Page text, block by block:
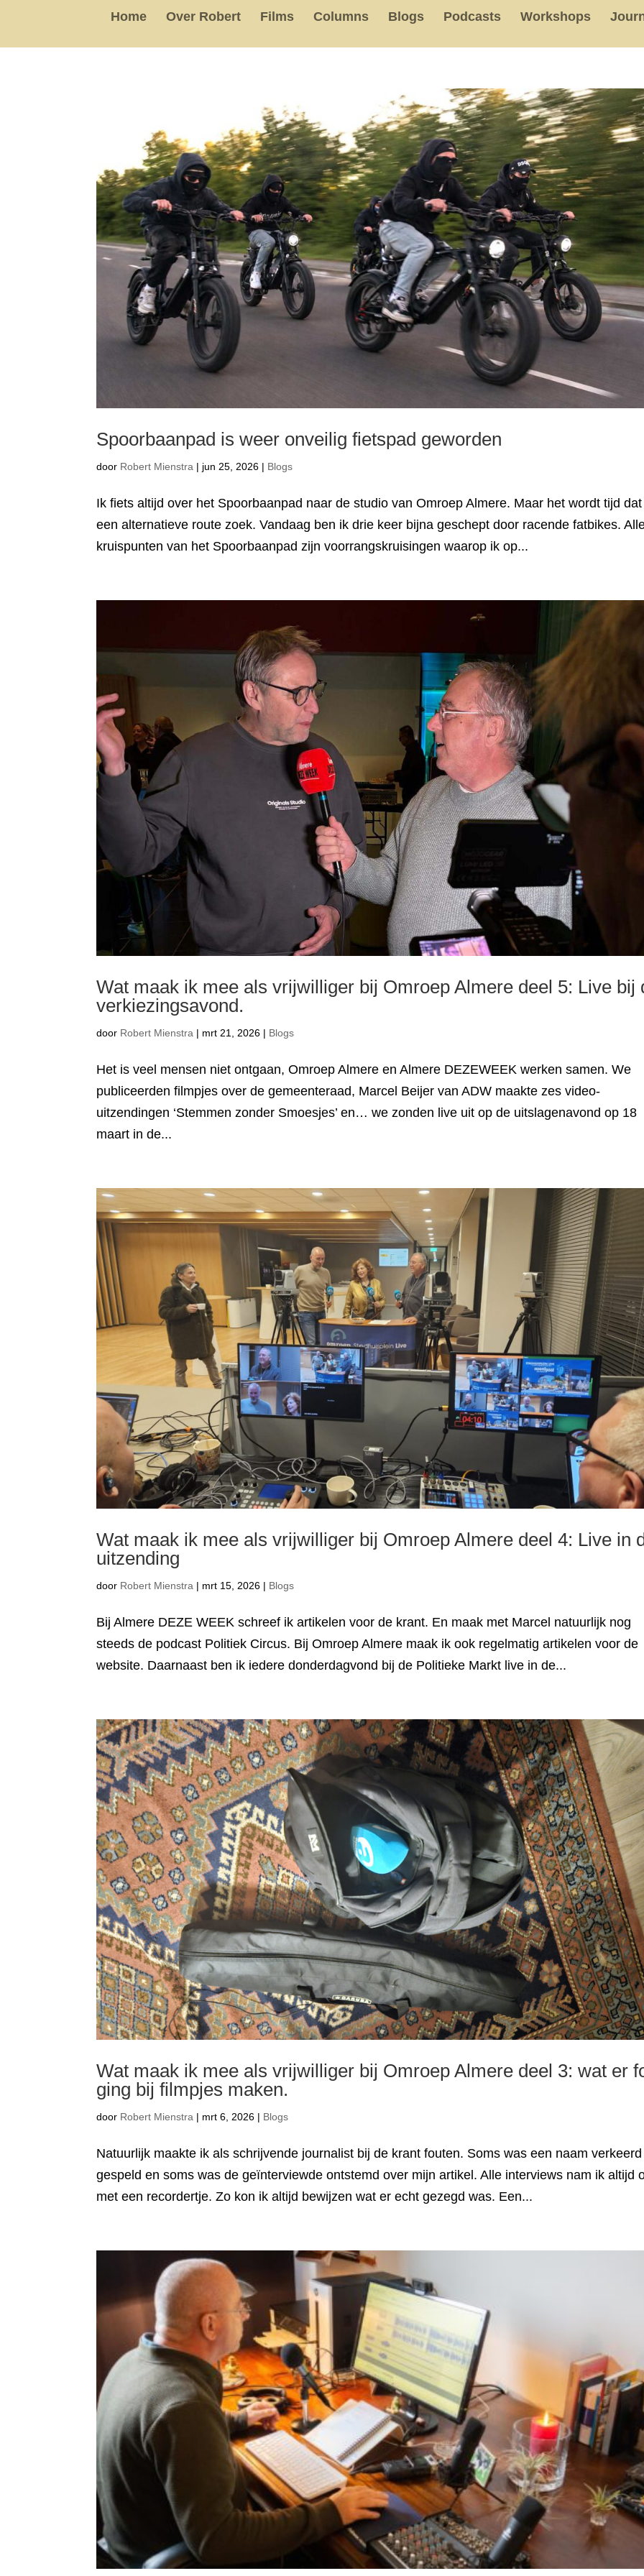
Home Over Robert Films Columns Blogs Podcasts Workshops
Spoorbaanpad is weer onveilig fietspad geworden
door Robert Mienstra | jun 25, 2026 | Blogs
Ik fiets altijd over het Spoorbaanpad naar de studio van Omroep Almere. Maar het wordt tijd
een alternatieve route zoek. Vandaag ben ik drie keer bijna geschept door racende fatbikes.
kruispunten van het Spoorbaanpad zijn voorrangskruisingen waarop ik op...
Wat maak ik mee als vrijwilliger bij Omroep Almere deel 5: Live bij
verkiezingsavond.
door Robert Mienstra | mrt 21, 2026 | Blogs
Het is veel mensen niet ontgaan, Omroep Almere en Almere DEZEWEEK werken samen. We
publiceerden filmpjes over de gemeenteraad, Marcel Beijer van ADW maakte zes video-
uitzendingen ‘Stemmen zonder Smoesjes’ en… we zonden live uit op de uitslagenavond op 18
maart in de...
Wat maak ik mee als vrijwilliger bij Omroep Almere deel 4: Live in
uitzending
door Robert Mienstra | mrt 15, 2026 | Blogs
Bij Almere DEZE WEEK schreef ik artikelen voor de krant. En maak met Marcel natuurlijk nog
steeds de podcast Politiek Circus. Bij Omroep Almere maak ik ook regelmatig artikelen voor de
website. Daarnaast ben ik iedere donderdagvond bij de Politieke Markt live in de...
Wat maak ik mee als vrijwilliger bij Omroep Almere deel 3: wat er
ging bij filmpjes maken.
door Robert Mienstra | mrt 6, 2026 | Blogs
Natuurlijk maakte ik als schrijvende journalist bij de krant fouten. Soms was een naam verkeerd
gespeld en soms was de geïnterviewde ontstemd over mijn artikel. Alle interviews nam ik altijd
met een recordertje. Zo kon ik altijd bewijzen wat er echt gezegd was. Een...